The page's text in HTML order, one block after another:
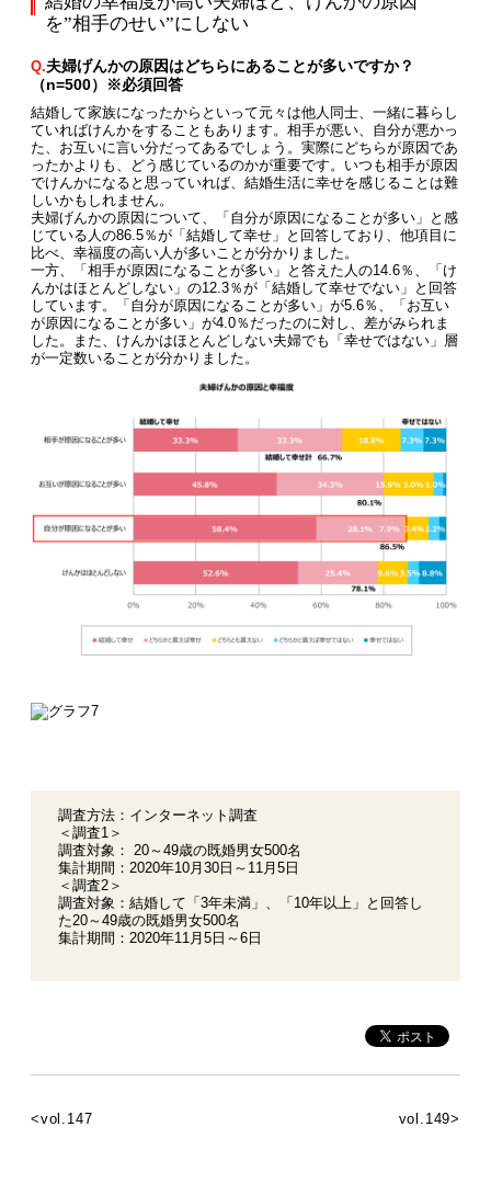
を”相手のせい”にしない
Q.夫婦げんかの原因はどちらにあることが多いですか？
（n=500）※必須回答
結婚して家族になったからといって元々は他人同士、一緒に暮らし
ていればけんかをすることもあります。相手が悪い、自分が悪かっ
た、お互いに言い分だってあるでしょう。実際にどちらが原因であ
ったかよりも、どう感じているのかが重要です。いつも相手が原因
でけんかになると思っていれば、結婚生活に幸せを感じることは難
しいかもしれません。
夫婦げんかの原因について、「自分が原因になることが多い」と感
じている人の86.5％が「結婚して幸せ」と回答しており、他項目に
比べ、幸福度の高い人が多いことが分かりました。
一方、「相手が原因になることが多い」と答えた人の14.6％、「け
んかはほとんどしない」の12.3％が「結婚して幸せでない」と回答
しています。「自分が原因になることが多い」が5.6％、「お互い
が原因になることが多い」が4.0％だったのに対し、差がみられま
した。また、けんかはほとんどしない夫婦でも「幸せではない」層
が一定数いることが分かりました。
調査方法：インターネット調査
＜調査1＞
調査対象： 20～49歳の既婚男女500名
集計期間：2020年10月30日～11月5日
＜調査2＞
調査対象：結婚して「3年未満」、「10年以上」と回答し
た20～49歳の既婚男女500名
集計期間：2020年11月5日～6日
<vol.147 vol.149>